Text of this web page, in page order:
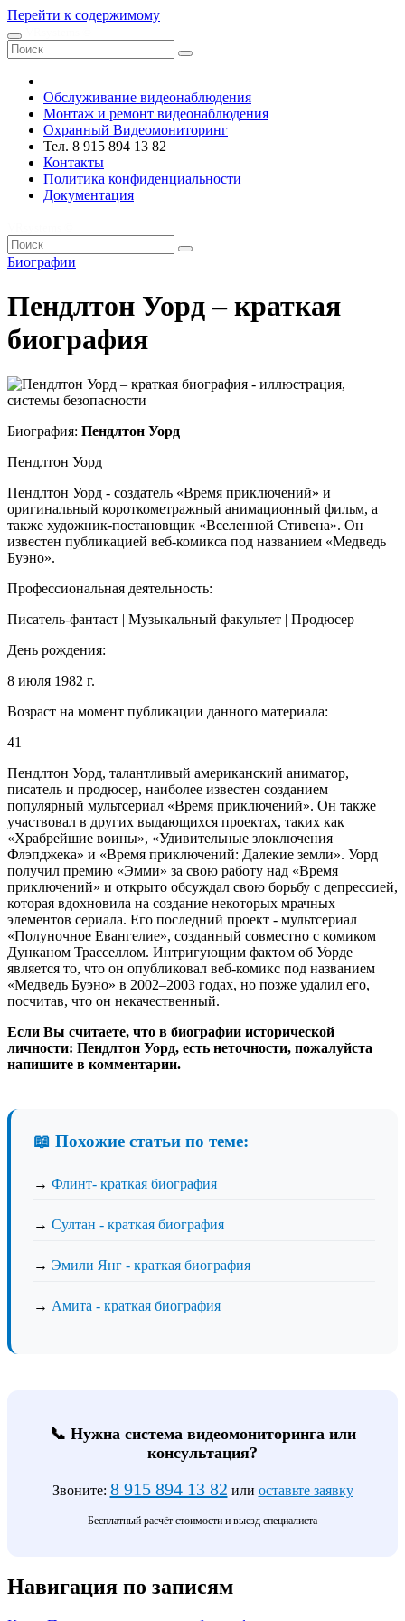
Перейти к содержимому
Обслуживание видеонаблюдения
Монтаж и ремонт видеонаблюдения
Охранный Видеомониторинг
Тел. 8 915 894 13 82
Контакты
Политика конфиденциальности
Документация
Биографии
Пендлтон Уорд – краткая
биография
Биография: Пендлтон Уорд
Пендлтон Уорд
Пендлтон Уорд - создатель «Время приключений» и
оригинальный короткометражный анимационный фильм, а
также художник-постановщик «Вселенной Стивена». Он
известен публикацией веб-комикса под названием «Медведь
Буэно».
Профессиональная деятельность:
Писатель-фантаст | Музыкальный факультет | Продюсер
День рождения:
8 июля 1982 г.
Возраст на момент публикации данного материала:
41
Пендлтон Уорд, талантливый американский аниматор,
писатель и продюсер, наиболее известен созданием
популярный мультсериал «Время приключений». Он также
участвовал в других выдающихся проектах, таких как
«Храбрейшие воины», «Удивительные злоключения
Флэпджека» и «Время приключений: Далекие земли». Уорд
получил премию «Эмми» за свою работу над «Время
приключений» и открыто обсуждал свою борьбу с депрессией,
которая вдохновила на создание некоторых мрачных
элементов сериала. Его последний проект - мультсериал
«Полуночное Евангелие», созданный совместно с комиком
Дунканом Трасселлом. Интригующим фактом об Уорде
является то, что он опубликовал веб-комикс под названием
«Медведь Буэно» в 2002–2003 годах, но позже удалил его,
посчитав, что он некачественный.
Если Вы считаете, что в биографии исторической
личности: Пендлтон Уорд, есть неточности, пожалуйста
напишите в комментарии.
📖 Похожие статьи по теме:
→ Флинт- краткая биография
→ Султан - краткая биография
→ Эмили Янг - краткая биография
→ Амита - краткая биография
📞 Нужна система видеомониторинга или
консультация?
Звоните: 8 915 894 13 82 или оставьте заявку
Бесплатный расчёт стоимости и выезд специалиста
Навигация по записям